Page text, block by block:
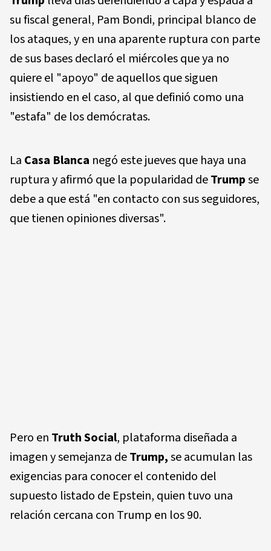
su fiscal general, Pam Bondi, principal blanco de
los ataques, y en una aparente ruptura con parte
de sus bases declaró el miércoles que ya no
quiere el "apoyo" de aquellos que siguen
insistiendo en el caso, al que definió como una
"estafa" de los demócratas.
La Casa Blanca negó este jueves que haya una
ruptura y afirmó que la popularidad deTrumpse
debe a que está "en contacto con sus seguidores,
que tienen opiniones diversas".
Pero en Truth Social, plataforma diseñada a
imagen y semejanza deTrump,se acumulan las
exigencias para conocer el contenido del
supuesto listado de Epstein, quien tuvo una
relación cercana con Trump en los 90.